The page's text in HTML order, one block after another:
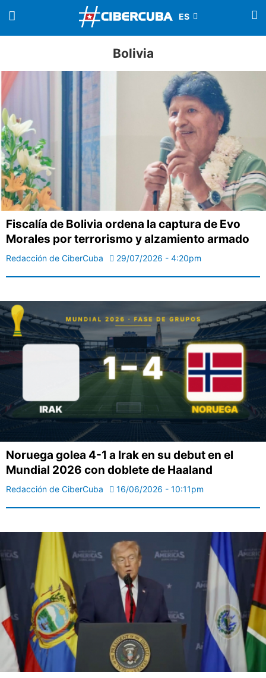
Bolivia
Fiscalía de Bolivia ordena la captura de Evo
Morales por terrorismo y alzamiento armado
Redacción de CiberCuba 29/07/2026 - 4:20pm
Noruega golea 4-1 a Irak en su debut en el
Mundial 2026 con doblete de Haaland
Redacción de CiberCuba 16/06/2026 - 10:11pm